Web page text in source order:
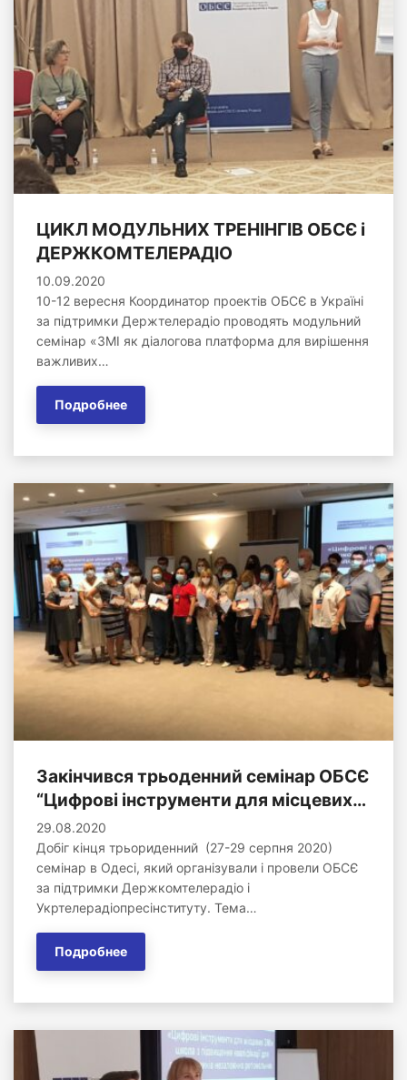
ЦИКЛ МОДУЛЬНИХ ТРЕНІНГІВ ОБСЄ і
ДЕРЖКОМТЕЛЕРАДІО
10.09.2020
10-12 вересня Координатор проектів ОБСЄ в Україні
за підтримки Держтелерадіо проводять модульний
семінар «ЗМІ як діалогова платформа для вирішення
важливих…
Подробнее
Закінчився трьоденний семінар ОБСЄ
“Цифрові інструменти для місцевих…
29.08.2020
Добіг кінця трьориденний (27-29 серпня 2020)
семінар в Одесі, який організували і провели ОБСЄ
за підтримки Держкомтелерадіо і
Укртелерадіопресінституту. Тема…
Подробнее